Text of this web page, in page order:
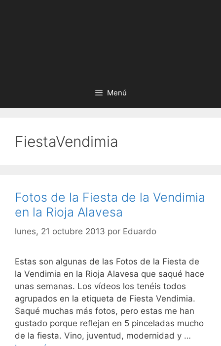
Menú
FiestaVendimia
Fotos de la Fiesta de la Vendimia
en la Rioja Alavesa
lunes, 21 octubre 2013 por Eduardo
Estas son algunas de las Fotos de la Fiesta de
la Vendimia en la Rioja Alavesa que saqué hace
unas semanas. Los vídeos los tenéis todos
agrupados en la etiqueta de Fiesta Vendimia.
Saqué muchas más fotos, pero estas me han
gustado porque reflejan en 5 pinceladas mucho
de la fiesta. Vino, juventud, modernidad y …